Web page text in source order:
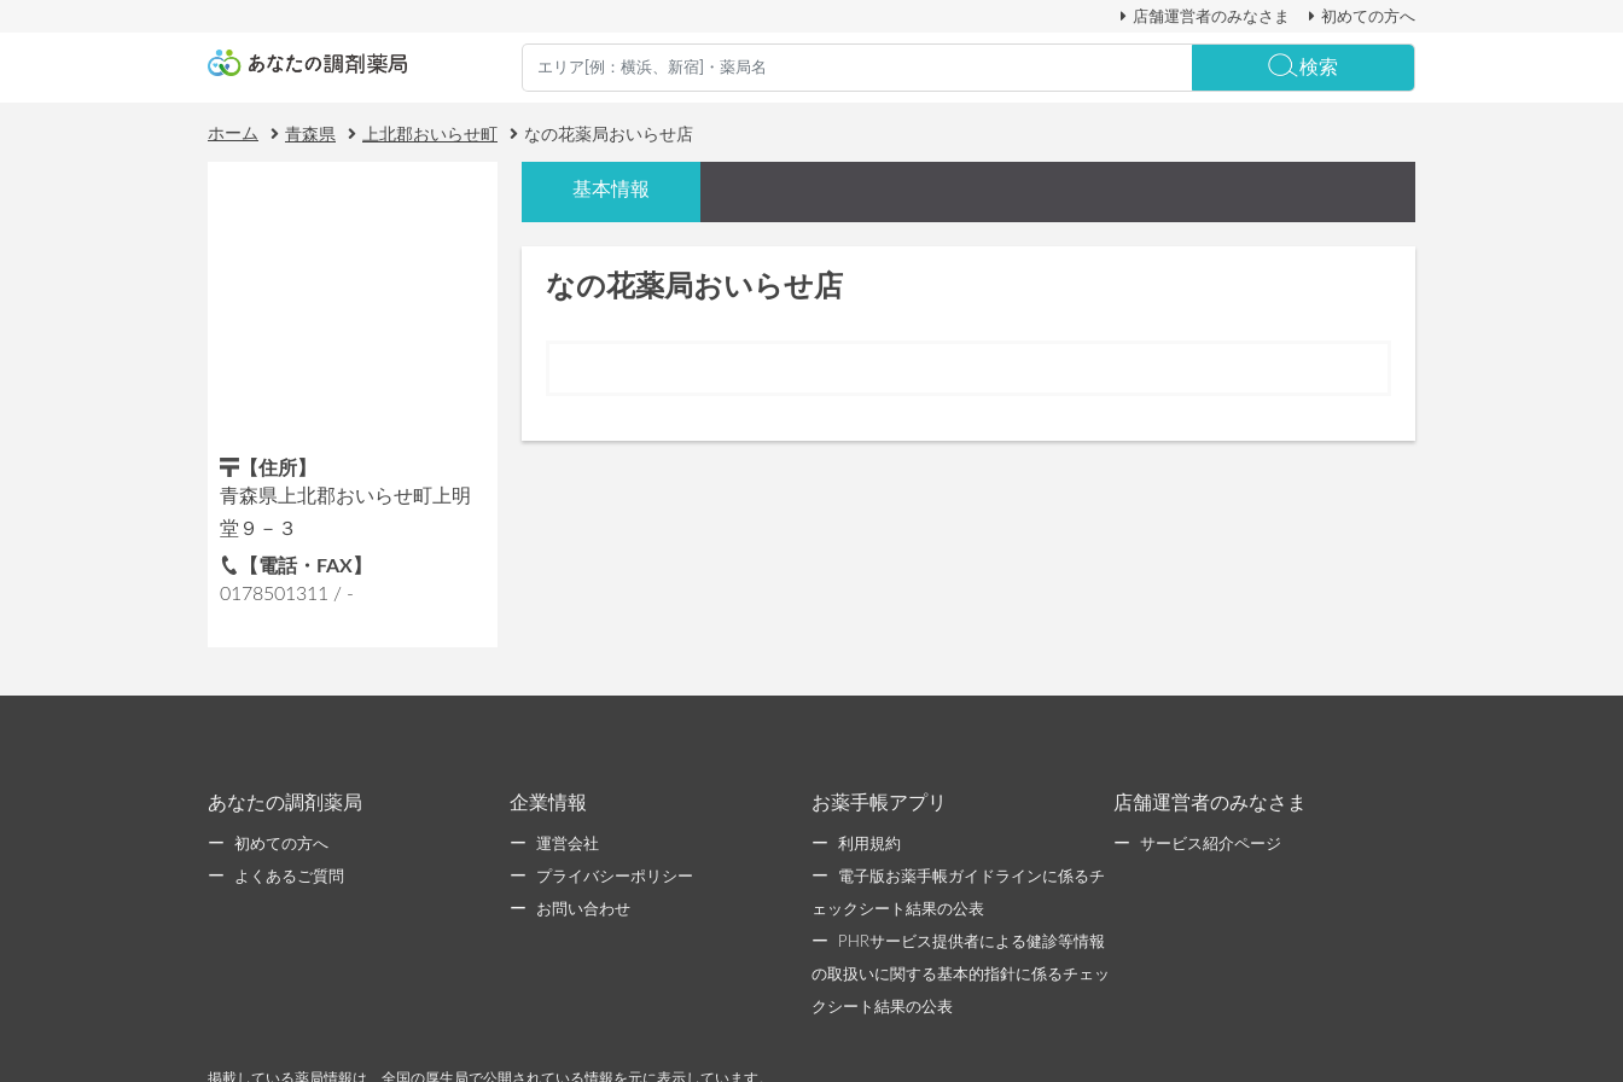
店舗運営者のみなさま 初めての方へ
検索
ホーム 青森県 上北郡おいらせ町 なの花薬局おいらせ店
【住所】
青森県上北郡おいらせ町上明
堂９－３
【電話・FAX】
0178501311 / -
基本情報
なの花薬局おいらせ店
あなたの調剤薬局
初めての方へ
よくあるご質問
企業情報
運営会社
プライバシーポリシー
お問い合わせ
お薬手帳アプリ
利用規約
電子版お薬手帳ガイドラインに係るチ
ェックシート結果の公表
PHRサービス提供者による健診等情報
の取扱いに関する基本的指針に係るチェッ
クシート結果の公表
店舗運営者のみなさま
サービス紹介ページ
掲載している薬局情報は、全国の厚生局で公開されている情報を元に表示しています。